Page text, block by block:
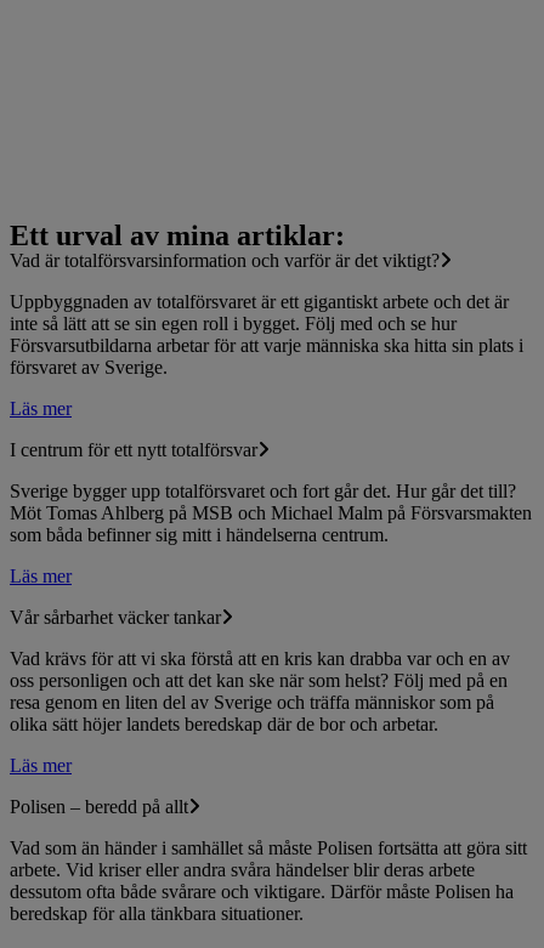
Ett urval av mina artiklar:
Vad är totalförsvarsinformation och varför är det viktigt?
Uppbyggnaden av totalförsvaret är ett gigantiskt arbete och det är
inte så lätt att se sin egen roll i bygget. Följ med och se hur
Försvarsutbildarna arbetar för att varje människa ska hitta sin plats i
försvaret av Sverige.
Läs mer
I centrum för ett nytt totalförsvar
Sverige bygger upp totalförsvaret och fort går det. Hur går det till?
Möt Tomas Ahlberg på MSB och Michael Malm på Försvarsmakten
som båda befinner sig mitt i händelserna centrum.
Läs mer
Vår sårbarhet väcker tankar
Vad krävs för att vi ska förstå att en kris kan drabba var och en av
oss personligen och att det kan ske när som helst? Följ med på en
resa genom en liten del av Sverige och träffa människor som på
olika sätt höjer landets beredskap där de bor och arbetar.
Läs mer
Polisen – beredd på allt
Vad som än händer i samhället så måste Polisen fortsätta att göra sitt
arbete. Vid kriser eller andra svåra händelser blir deras arbete
dessutom ofta både svårare och viktigare. Därför måste Polisen ha
beredskap för alla tänkbara situationer.